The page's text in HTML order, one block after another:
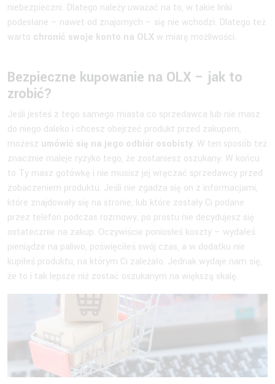
niebezpieczni. Dlatego należy uważać na to, w takie linki
podesłane – nawet od znajomych – się nie wchodzi. Dlatego też
warto chronić swoje konto na OLX w miarę możliwości.
Bezpieczne kupowanie na OLX – jak to
zrobić?
Jeśli jesteś z tego samego miasta co sprzedawca lub nie masz
do niego daleko i chcesz obejrzeć produkt przed zakupem,
możesz umówić się na jego odbiór osobisty. W ten sposób też
znacznie maleje ryzyko tego, że zostaniesz oszukany. W końcu
to Ty masz gotówkę i nie musisz jej wręczać sprzedawcy przed
zobaczeniem produktu. Jeśli nie zgadza się on z informacjami,
które znajdowały się na stronie, lub które zostały Ci podane
przez telefon podczas rozmowy, po prostu nie decydujesz się
ostatecznie na zakup. Oczywiście poniosłeś koszty – wydałeś
pieniądze na paliwo, poświęciłeś swój czas, a w dodatku nie
kupiłeś produktu, na którym Ci zależało. Jednak wydaje nam się,
że to i tak lepsze niż zostać oszukanym na większą skalę.